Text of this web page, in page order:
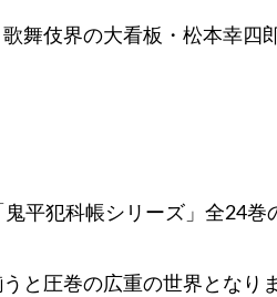
舞伎界の大看板・松本幸四
平犯科帳シリーズ」全24巻
と圧巻の広重の世界となり